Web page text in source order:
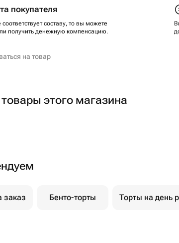
покупателя
соответствует составу, то вы можете
получить денежную компенсацию.
на товар
этого магазина
заказ Бенто-торты Торты на день